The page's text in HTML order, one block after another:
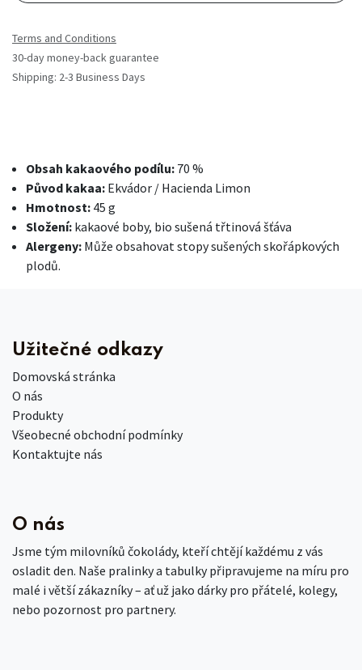
Terms and Conditions
30-day money-back guarantee
Shipping: 2-3 Business Days
Obsah kakaového podílu: 70 %
Původ kakaa: Ekvádor / Hacienda Limon
Hmotnost: 45 g
Složení: kakaové boby, bio sušená třtinová šťáva
Alergeny: Může obsahovat stopy sušených skořápkových
plodů.
Užitečné odkazy
Domovská stránka
O nás
Produkty
Všeobecné obchodní podmínky
Kontaktujte nás
O nás
Jsme tým milovníků čokolády, kteří chtějí každému z vás
osladit den. Naše pralinky a tabulky připravujeme na míru pro
malé i větší zákazníky – ať už jako dárky pro přátelé, kolegy,
nebo pozornost pro partnery.